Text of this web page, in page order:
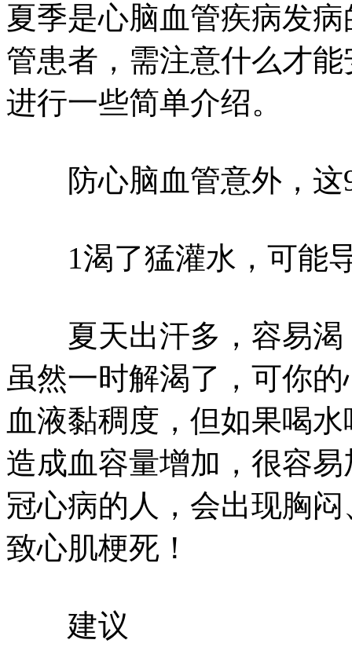
夏季是心脑血管疾病发
管患者，需注意什么才
进行一些简单介绍。
防心脑血管意外，这
1渴了猛灌水，可能
夏天出汗多，容易渴
虽然一时解渴了，可你
血液黏稠度，但如果喝
造成血容量增加，很容
冠心病的人，会出现胸
致心肌梗死！
建议